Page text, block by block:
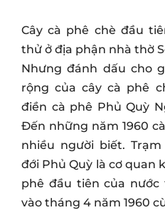
Cây cà phê chè đầu
thử ở địa phận nhà thờ
Nhưng đánh dấu cho
rộng của cây cà phê
điền cà phê Phủ Quỳ
Đến những năm 1960
nhiều người biết.
đới Phủ Quỳ là cơ quan
phê đầu tiên của
vào tháng 4 năm 1960